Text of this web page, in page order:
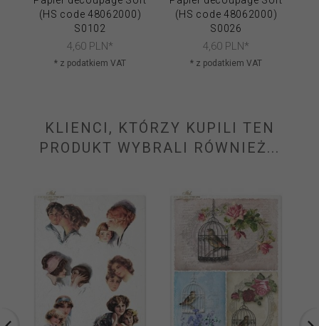
(HS code 48062000)
S0102
4,60 PLN*
* z podatkiem VAT
(HS code 48062000)
S0026
4,60 PLN*
* z podatkiem VAT
KLIENCI, KTÓRZY KUPILI TEN
PRODUKT WYBRALI RÓWNIEŻ...